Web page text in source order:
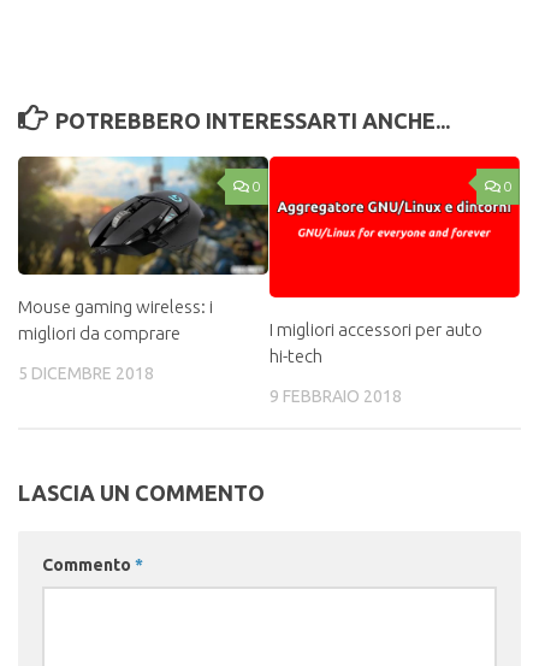
POTREBBERO INTERESSARTI ANCHE...
0
Mouse gaming wireless: i
migliori da comprare
5 DICEMBRE 2018
0
I migliori accessori per auto
hi-tech
9 FEBBRAIO 2018
LASCIA UN COMMENTO
Commento *